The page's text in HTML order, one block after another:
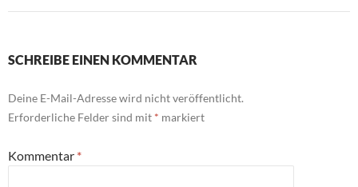
SCHREIBE EINEN KOMMENTAR
Deine E-Mail-Adresse wird nicht veröffentlicht.
Erforderliche Felder sind mit * markiert
Kommentar *